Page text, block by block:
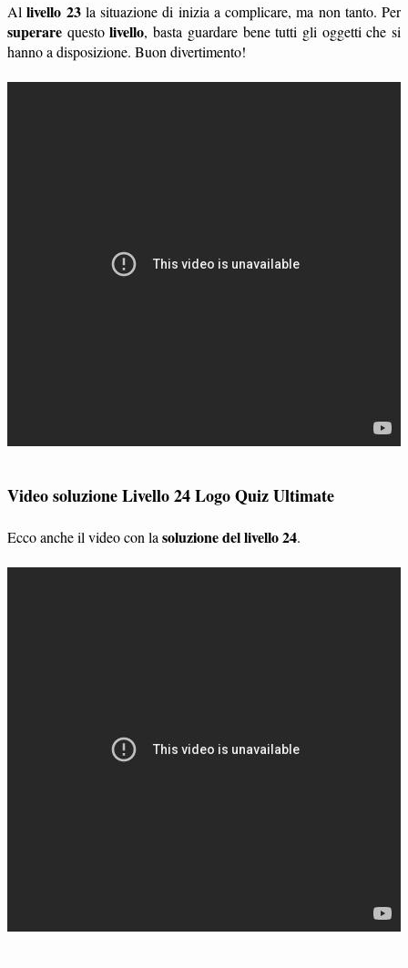
Allivello 23la situazione di inizia a complicare, ma non tanto. Per
superare questolivello, basta guardare bene tutti gli oggetti che si
hanno a disposizione. Buon divertimento!
Video soluzione Livello 24 Logo Quiz Ultimate
Ecco anche il video con la soluzione del livello 24.